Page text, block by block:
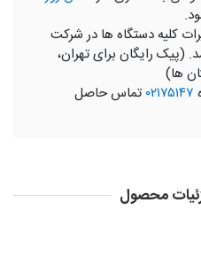
کلیه دستگاه ها در شرکت
(پیک رایگان برای تهران،
ها)
۰۲۱۷۵۱۴۷ تماس حاصل
محصول